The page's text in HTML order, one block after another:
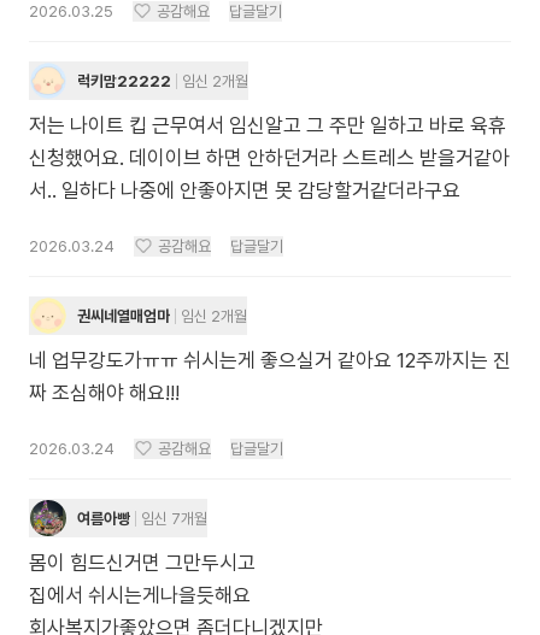
2026.03.25 공감해요 답글달기
럭키맘22222 임신 2개월
저는 나이트 킵 근무여서 임신알고 그 주만 일하고 바로 육휴
신청했어요. 데이이브 하면 안하던거라 스트레스 받을거같아
서.. 일하다 나중에 안좋아지면 못 감당할거같더라구요
2026.03.24 공감해요 답글달기
권씨네열매엄마 임신 2개월
네 업무강도가ㅠㅠ 쉬시는게 좋으실거 같아요 12주까지는 진
짜 조심해야 해요!!!
2026.03.24 공감해요 답글달기
여름아빵 임신 7개월
몸이 힘드신거면 그만두시고
집에서 쉬시는게나을듯해요
회사복지가좋았으면 좀더다니겠지만